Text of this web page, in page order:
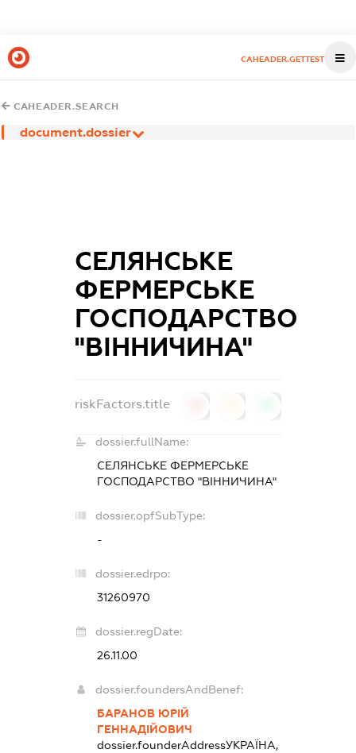
CAHEADER.GETTEST
CAHEADER.SEARCH
document.dossier
СЕЛЯНСЬКЕ
ФЕРМЕРСЬКЕ
ГОСПОДАРСТВО
"ВІННИЧИНА"
riskFactors.title
dossier.fullName:
СЕЛЯНСЬКЕ ФЕРМЕРСЬКЕ
ГОСПОДАРСТВО "ВІННИЧИНА"
dossier.opfSubType:
-
dossier.edrpo:
31260970
dossier.regDate:
26.11.00
dossier.foundersAndBenef:
БАРАНОВ ЮРІЙ
ГЕННАДІЙОВИЧ
dossier.founderAddressУКРАЇНА,